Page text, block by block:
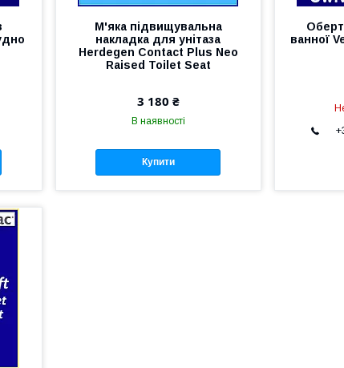
М'яка підвищувальна
накладка для унітаза
Herdegen Contact Plus Neo
Raised Toilet Seat
3 180 ₴
В наявності
Купити
ванної